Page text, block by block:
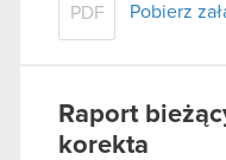
PDF Pobierz
Raport
korekta